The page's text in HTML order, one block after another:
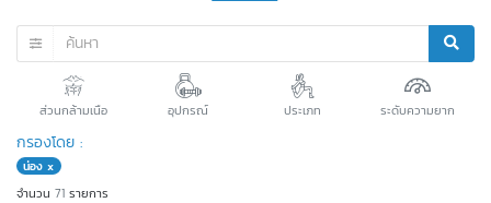
ส่วนกล้ามเนือ อุปกรณ์ ประเภท ระดับความยาก
กรองโดย :
น่อง x
จำนวน 71 รายการ